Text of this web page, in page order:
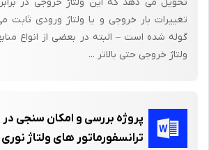
در رابطه فوق ، تغییرات ولتاژ خروجی در اثر
متوسط (DC) ولتاژ خروجی است .
تغییرات بار خروجی و یا ولتاژ ورودی
ولتاژ خروجی حتی بالاتر ...
پروژه بررسی و امکان سنجی در
ترانسفورماتور های ولتاژ